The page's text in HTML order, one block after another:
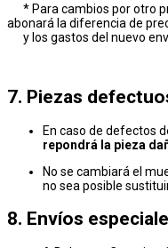
* Para cambios por otro
abonará la diferencia de
y los gastos del nuevo
7. Piezas
En caso de defectos
repondrá la pieza
No se cambiará el
no sea posible
8. Envíos